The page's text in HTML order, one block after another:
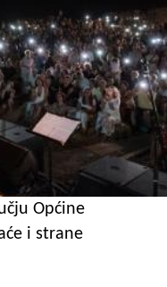
Općine
i strane